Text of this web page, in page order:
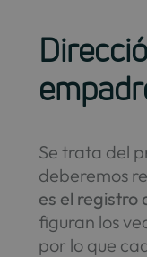
Se trata del
deberemos
es el
figuran los
por lo que